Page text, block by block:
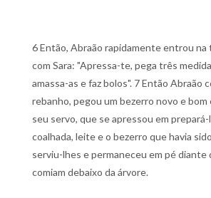
6 Então, Abraão rapidamente entrou na
com Sara: "Apressa-te, pega três
amassa-as e faz bolos". 7 Então Abraão
rebanho, pegou um bezerro novo e
seu servo, que se apressou em
coalhada, leite e o bezerro que havia
serviu-lhes e permaneceu em pé diante
comiam debaixo da árvore.